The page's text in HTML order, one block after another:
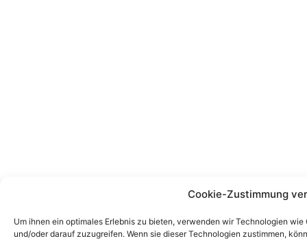
Cookie-Zustimmung
Um ihnen ein optimales Erlebnis zu bieten, verwenden wir Technologien
und/oder darauf zuzugreifen. Wenn sie dieser Technologien zustimmen,